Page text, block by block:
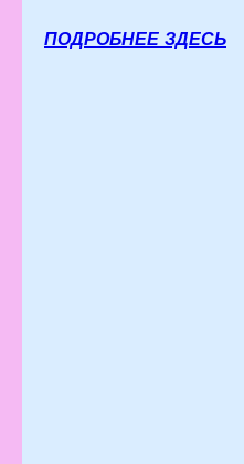
ПОДРОБНЕЕ ЗДЕСЬ